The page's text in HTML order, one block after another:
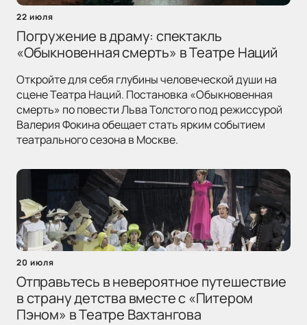
22 июля
Погружение в драму: спектакль
«Обыкновенная смерть» в Театре Наций
Откройте для себя глубины человеческой души на
сцене Театра Наций. Постановка «Обыкновенная
смерть» по повести Льва Толстого под режиссурой
Валерия Фокина обещает стать ярким событием
театрального сезона в Москве.
20 июля
Отправьтесь в невероятное путешествие
в страну детства вместе с «Питером
Пэном» в Театре Вахтангова